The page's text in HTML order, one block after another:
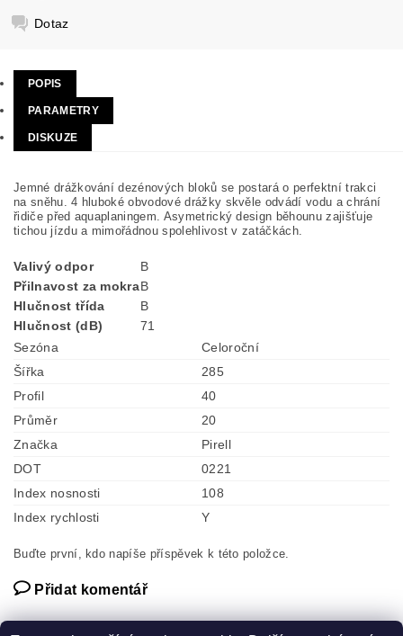
Dotaz
POPIS
PARAMETRY
DISKUZE
Jemné drážkování dezénových bloků se postará o perfektní trakci
na sněhu. 4 hluboké obvodové drážky skvěle odvádí vodu a chrání
řidiče před aquaplaningem. Asymetrický design běhounu zajišťuje
tichou jízdu a mimořádnou spolehlivost v zatáčkách.
Valivý odpor
B
Přilnavost za mokraB
Hlučnost třída
B
Hlučnost (dB)
71
Sezóna
Celoroční
Šířka
285
Profil
40
Průměr
20
Značka
Pirell
DOT
0221
Index nosnosti
108
Index rychlosti
Y
Buďte první, kdo napíše příspěvek k této položce.
Přidat komentář